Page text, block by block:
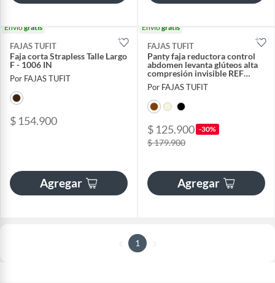
Envíogratis
FAJAS TUFIT
Faja corta Strapless Talle Largo
F - 1006 IN
Por FAJAS TUFIT
$ 154.900
Agregar
Envíogratis
FAJAS TUFIT
Panty faja reductora control
abdomen levanta glúteos alta
compresión invisible REF
3411I
Por FAJAS TUFIT
$ 125.900 -30%
$ 179.900
Agregar
1